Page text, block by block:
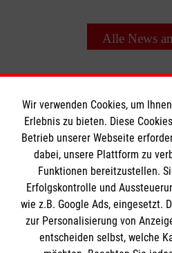
Alle News
Informationen
Impressum
Datenschutz
Kontakt
Die Malteser
Wir verwenden Cookies, um
Erlebnis zu bieten. Diese
Betrieb unserer Webseite
dabei, unsere Plattform zu
Funktionen bereitzustellen.
Erfolgskontrolle und
wie z.B. Google Ads, eingesetzt.
zur Personalisierung von
entscheiden selbst, welche